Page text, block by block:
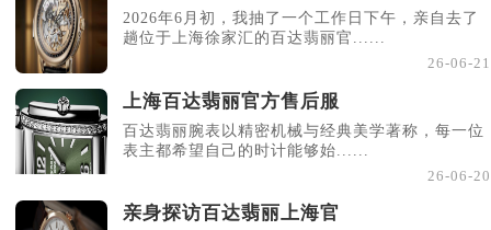
2026年6月初，我抽了一个工作日下午，亲自去了
趟位于上海徐家汇的百达翡丽官......
26-06-21
上海百达翡丽官方售后服
百达翡丽腕表以精密机械与经典美学著称，每一位
表主都希望自己的时计能够始......
26-06-20
亲身探访百达翡丽上海官